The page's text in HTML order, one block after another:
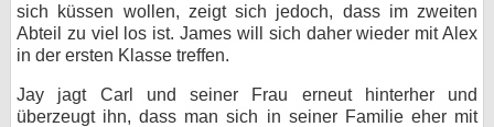
sich küssen wollen, zeigt sich jedoch, dass im zweiten
Abteil zu viel los ist. James will sich daher wieder mit Alex
in der ersten Klasse treffen.
Jay jagt Carl und seiner Frau erneut hinterher und
überzeugt ihn, dass man sich in seiner Familie eher mit